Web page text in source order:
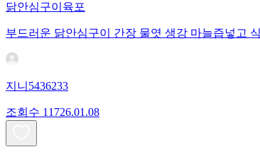
닭안심구이육포
부드러운 닭안심구이 간장 물엿 생강 마늘즙넣고
지니5436233
조회수 11726.01.08